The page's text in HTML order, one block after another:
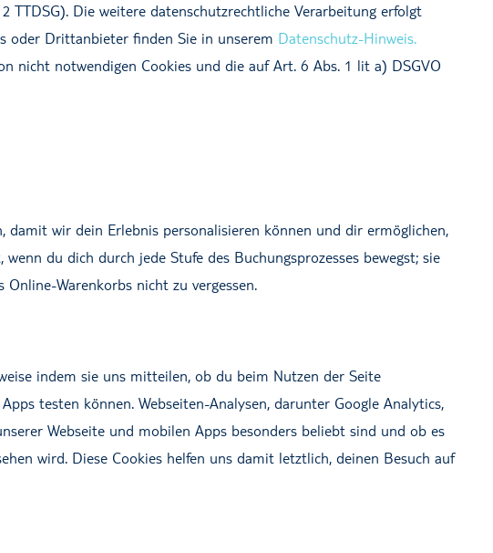
TTDSG). Die weitere datenschutzrechtliche Verarbeitung erfolgt
oder Drittanbieter finden Sie in unserem Datenschutz-Hinweis.
nicht notwendigen Cookies und die auf Art. 6 Abs. 1 lit a) DSGVO
damit wir dein Erlebnis personalisieren können und dir ermöglichen,
du dich durch jede Stufe des Buchungsprozesses bewegst; sie
Warenkorbs nicht zu vergessen.
indem sie uns mitteilen, ob du beim Nutzen der Seite
testen können. Webseiten-Analysen, darunter Google Analytics,
Webseite und mobilen Apps besonders beliebt sind und ob es
wird. Diese Cookies helfen uns damit letztlich, deinen Besuch auf